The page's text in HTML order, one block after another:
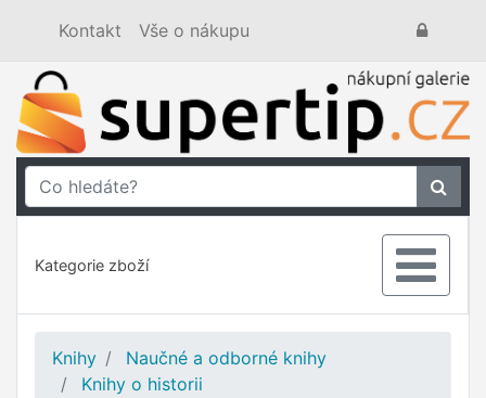
Kontakt Vše o nákupu
Kategorie zboží
Knihy
Naučné a odborné knihy
Knihy o historii